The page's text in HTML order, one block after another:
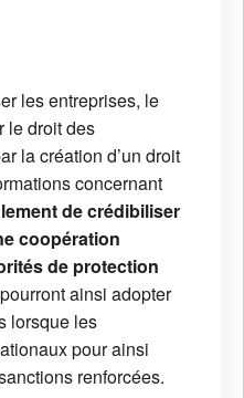
les entreprises, le
le droit des
la création d’un droit
concernant
de crédibiliser
coopération
de protection
ainsi adopter
lorsque les
pour ainsi
renforcées.